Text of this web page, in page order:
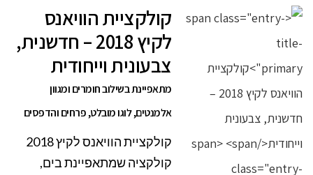
קולקציית הוויאנס
לקיץ 2018 – חדשנית,
צבעונית וייחודית
מתאפיינת בשילוב חומרים ומגוון
אלמנטים, לוגו מובלט, פרחים והדפסים
קולקציית הוויאנס לקיץ 2018
קולקציה שמתאפיינת בים,